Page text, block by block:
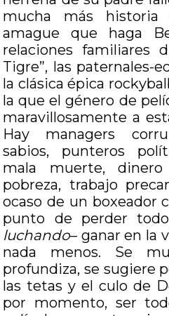
mucha más
amague que haga
relaciones familiares
Tigre”, las paternales-
la clásica épica
la que el género de
maravillosamente a
Hay managers
sabios, punteros
mala muerte,
pobreza, trabajo
ocaso de un boxeador
punto de perder
luchando– ganar en la
nada menos. Se
profundiza, se sugiere
las tetas y el culo de
por momento, ser